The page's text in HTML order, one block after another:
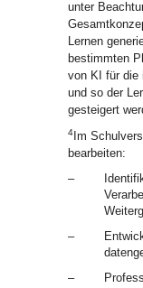
unter
Lernen
bestimmten
von KI für die
und so der
gesteigert
4 Im
bearbeiten:
–
–
–